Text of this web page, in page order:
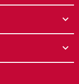
expand_more
expand_more